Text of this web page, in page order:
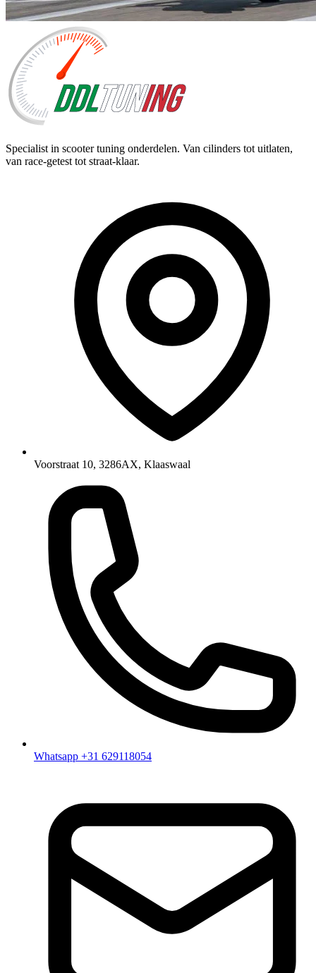
Specialist in scooter tuning onderdelen. Van cilinders tot uitlaten,
van race-getest tot straat-klaar.
Voorstraat 10, 3286AX, Klaaswaal
Whatsapp +31 629118054